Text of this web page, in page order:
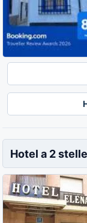
Hotel a 2 stelle